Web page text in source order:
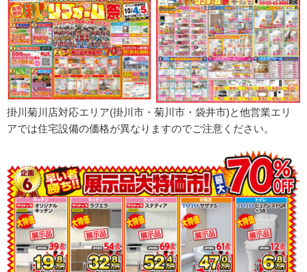
掛川菊川店対応エリア(掛川市・菊川市・袋井市)と他営業エリ
アでは住宅設備の価格が異なりますのでご注意ください。